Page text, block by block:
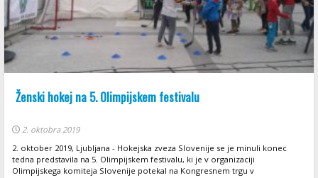
Ženski hokej na 5. Olimpijskem festivalu
2. oktobra 2019
2. oktober 2019, Ljubljana - Hokejska zveza Slovenije se je minuli konec
tedna predstavila na 5. Olimpijskem festivalu, ki je v organizaciji
Olimpijskega komiteja Slovenije potekal na Kongresnem trgu v